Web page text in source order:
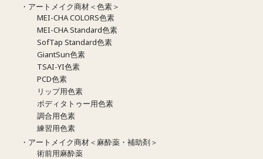
・アートメイク商材＜色素＞
MEI-CHA COLORS色素
MEI-CHA Standard色素
SofTap Standard色素
GiantSun色素
TSAI-YI色素
PCD色素
リップ用色素
ボディタトゥー用色素
調合用色素
練習用色素
・アートメイク商材＜麻酔薬・補助剤＞
術前用麻酔薬